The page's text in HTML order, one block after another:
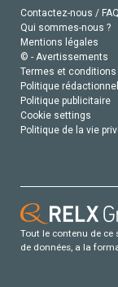
Contactez-nous / FAQ
Qui sommes-nous ?
Mentions légales
© - Avertissements
Termes et
Politique
Politique publicitaire
Cookie settings
Politique de la vie
Tout le contenu de ce
de données, a la